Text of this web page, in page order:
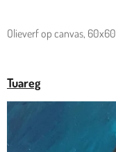
Olieverf op canvas, 60x60
Tuareg